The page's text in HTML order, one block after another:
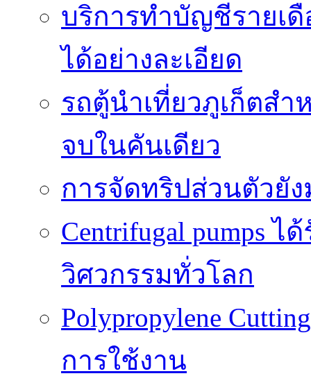
บริการทำบัญชีรายเ
ได้อย่างละเอียด
รถตู้นำเที่ยวภูเก็ตสำ
จบในคันเดียว
การจัดทริปส่วนตัวยั
Centrifugal pumps
วิศวกรรมทั่วโลก
Polypropylene
การใช้งาน